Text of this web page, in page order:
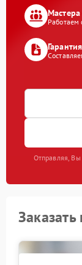
Работаем
Отправляя, Вы